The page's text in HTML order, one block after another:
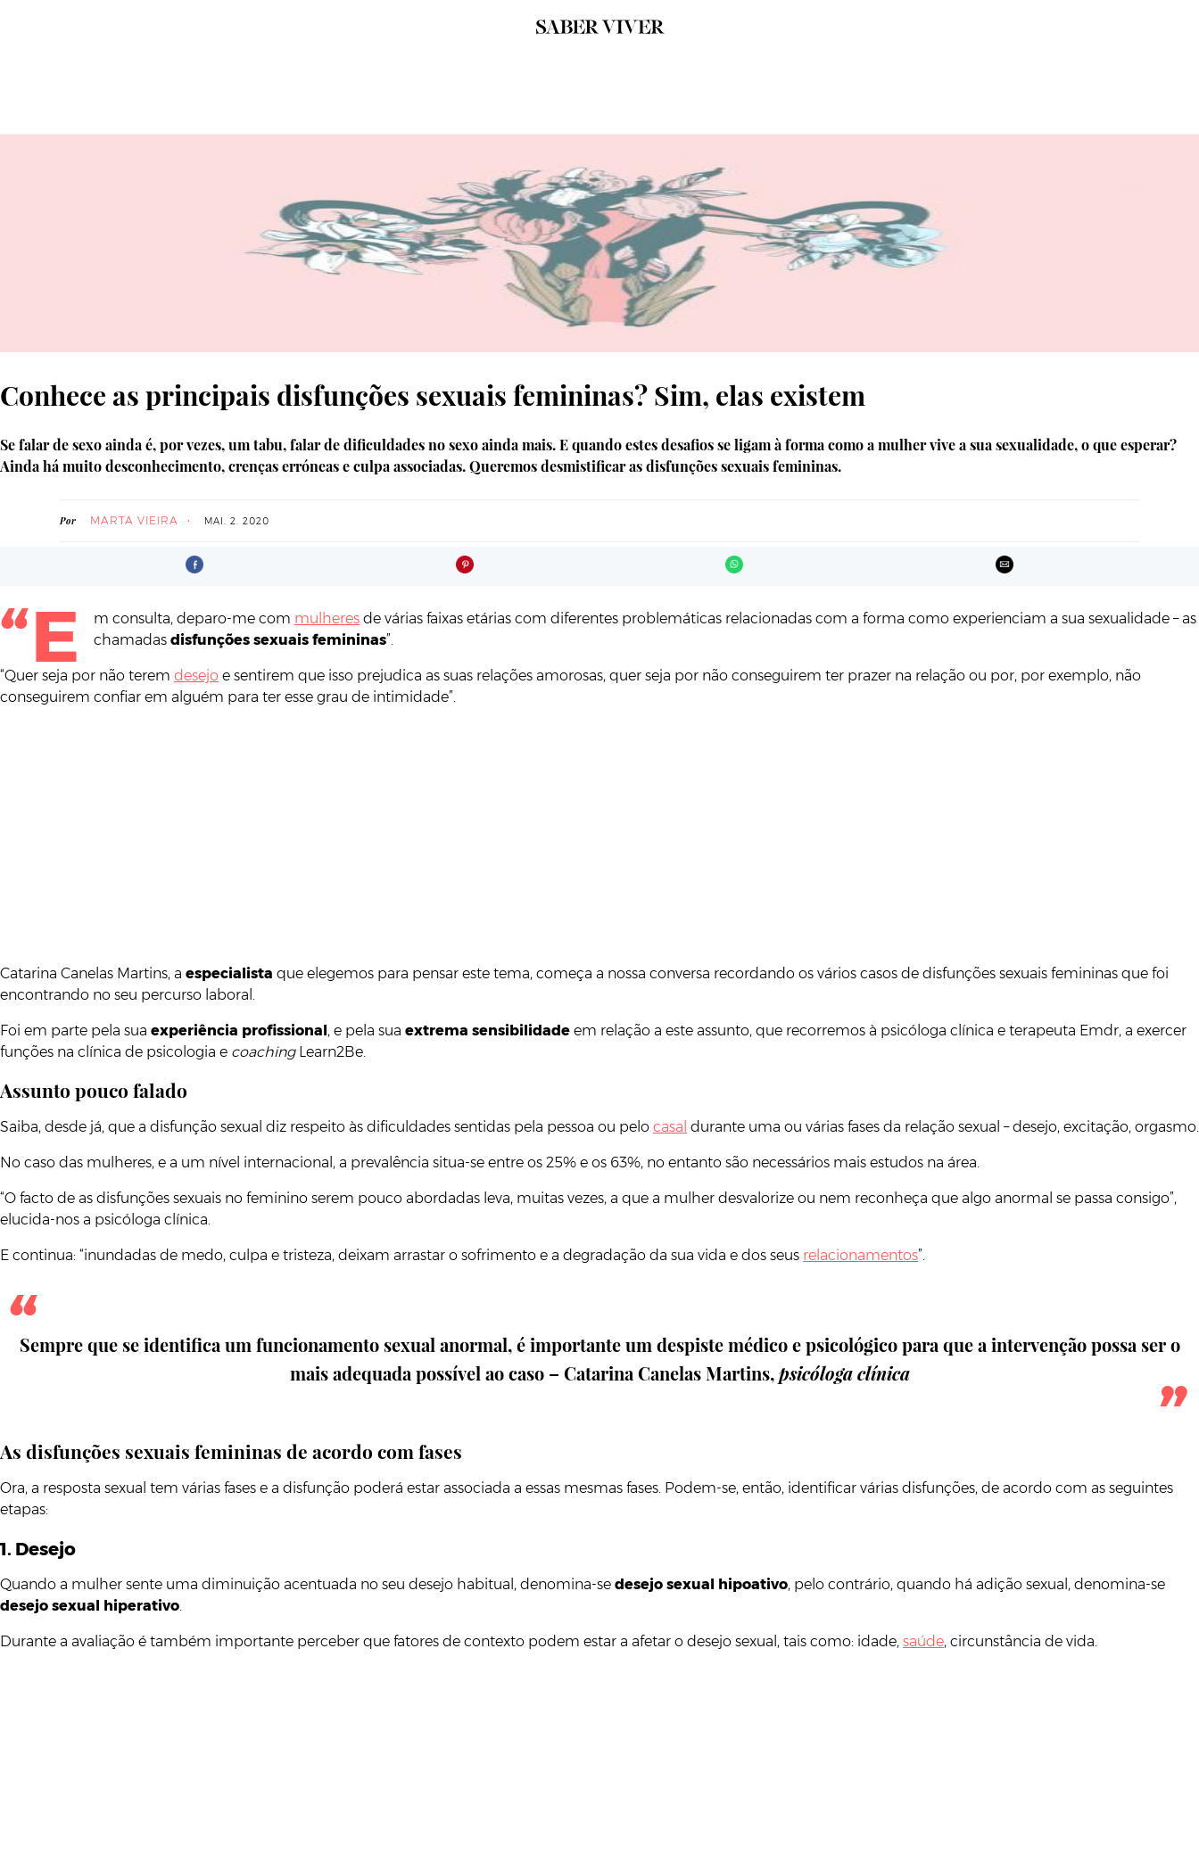
Conhece as principais disfunções sexuais femininas? Sim, elas existem
Se falar de sexo ainda é, por vezes, um tabu, falar de dificuldades no sexo ainda mais. E quando estes desafios se ligam à forma como a mulher vive a sua sexualidade, o que esperar?
Ainda há muito desconhecimento, crenças erróneas e culpa associadas. Queremos desmistificar as disfunções sexuais femininas.
Por MARTA VIEIRA MAI. 2. 2020
“E m consulta, deparo-me com mulheres de várias faixas etárias com diferentes problemáticas relacionadas com a forma como experienciam a sua sexualidade – as
chamadas disfunções sexuais femininas”.
“Quer seja por não terem desejo e sentirem que isso prejudica as suas relações amorosas, quer seja por não conseguirem ter prazer na relação ou por, por exemplo, não
conseguirem confiar em alguém para ter esse grau de intimidade”.
Catarina Canelas Martins, a especialista que elegemos para pensar este tema, começa a nossa conversa recordando os vários casos de disfunções sexuais femininas que foi
encontrando no seu percurso laboral.
Foi em parte pela sua experiência profissional, e pela sua extrema sensibilidade em relação a este assunto, que recorremos à psicóloga clínica e terapeuta Emdr, a exercer
funções na clínica de psicologia e coachingLearn2Be.
Assunto pouco falado
Saiba, desde já, que a disfunção sexual diz respeito às dificuldades sentidas pela pessoa ou pelo casal durante uma ou várias fases da relação sexual – desejo, excitação, orgasmo.
No caso das mulheres, e a um nível internacional, a prevalência situa-se entre os 25% e os 63%, no entanto são necessários mais estudos na área.
“O facto de as disfunções sexuais no feminino serem pouco abordadas leva, muitas vezes, a que a mulher desvalorize ou nem reconheça que algo anormal se passa consigo”,
elucida-nos a psicóloga clínica.
E continua: “inundadas de medo, culpa e tristeza, deixam arrastar o sofrimento e a degradação da sua vida e dos seus relacionamentos”.
Sempre que se identifica um funcionamento sexual anormal, é importante um despiste médico e psicológico para que a intervenção possa ser o
mais adequada possível ao caso – Catarina Canelas Martins,psicóloga clínica
As disfunções sexuais femininas de acordo com fases
Ora, a resposta sexual tem várias fases e a disfunção poderá estar associada a essas mesmas fases. Podem-se, então, identificar várias disfunções, de acordo com as seguintes
etapas:
1. Desejo
Quando a mulher sente uma diminuição acentuada no seu desejo habitual, denomina-se desejo sexual hipoativo, pelo contrário, quando há adição sexual, denomina-se
desejo sexual hiperativo
Durante a avaliação é também importante perceber que fatores de contexto podem estar a afetar o desejo sexual, tais como: idade, saúde, circunstância de vida.